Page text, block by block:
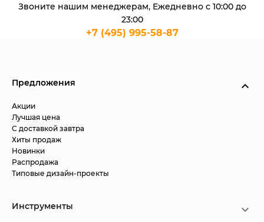
Звоните нашим менеджерам, Ежедневно с 10:00 до
23:00
+7 (495) 995-58-87
Предложения
Акции
Лучшая цена
С доставкой завтра
Хиты продаж
Новинки
Распродажа
Типовые дизайн-проекты
Инструменты